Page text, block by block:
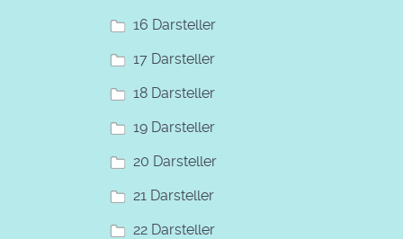
16 Darsteller
17 Darsteller
18 Darsteller
19 Darsteller
20 Darsteller
21 Darsteller
22 Darsteller